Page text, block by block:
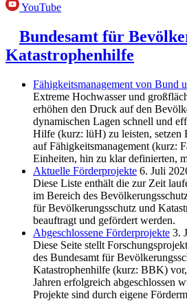
YouTube
Bundesamt für
Katastrophenhilfe
Fähigkeitsmanagement von Bund
Extreme Hochwasser und
erhöhen den Druck auf den
dynamischen Lagen schnell und
Hilfe (kurz: lüH) zu leisten, setzen
auf Fähigkeitsmanagement (kurz:
Einheiten, hin zu klar definierten,
Aktuelle Förderprojekte 6. Juli
Diese Liste enthält die zur Zeit
im Bereich des
für Bevölkerungsschutz und
beauftragt und gefördert werden.
Abgeschlos­sene Förderprojekte 3.
Diese Seite stellt
des Bundesamt für
Katastrophenhilfe (kurz: BBK)
Jahren erfolgreich abgeschlossen
Projekte sind durch eigene